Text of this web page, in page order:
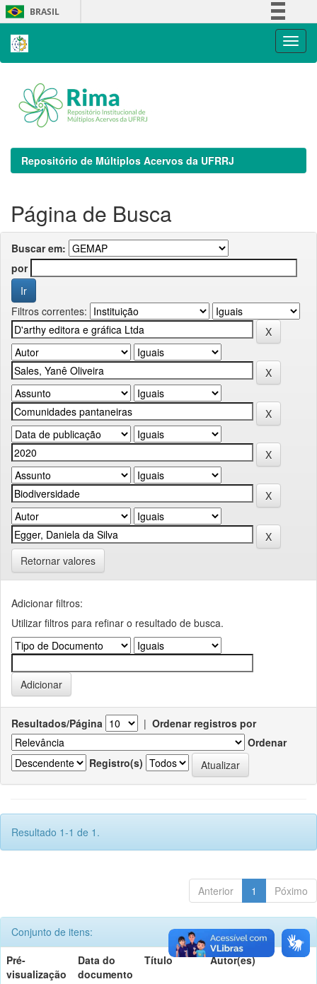
Skip
navigation
BRASIL
Repositório de Múltiplos Acervos da UFRRJ
Página de Busca
Buscar em:
por
Filtros correntes:
Retornar valores
Adicionar filtros:
Utilizar filtros para refinar o resultado de busca.
Resultados/Página | Ordenar registros por
Ordenar
Registro(s)
Resultado 1-1 de 1.
Anterior 1 Póximo
Conjunto de itens:
Pré-
visualização
Data do
documento
Título Autor(es)